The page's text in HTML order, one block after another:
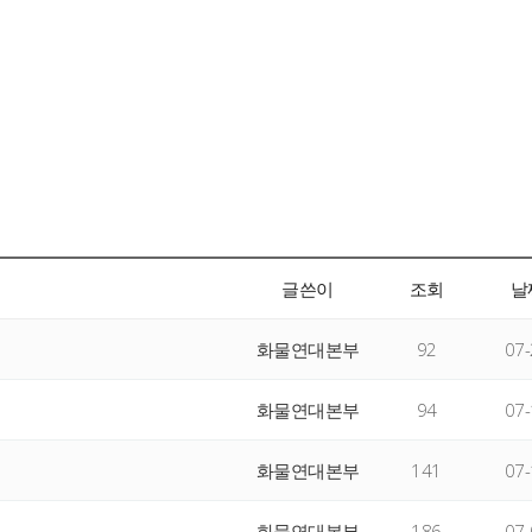
글쓴이 조회
화물연대본부 92
화물연대본부 94
화물연대본부 141